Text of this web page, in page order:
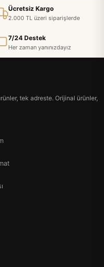
Ücretsiz Kargo
2.000 TL üzeri siparişlerde
7/24 Destek
Her zaman yanınızdayız
tek adreste. Orijinal ürünler,